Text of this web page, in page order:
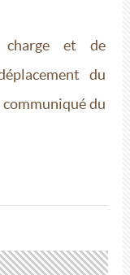
et de
du
communiqué du